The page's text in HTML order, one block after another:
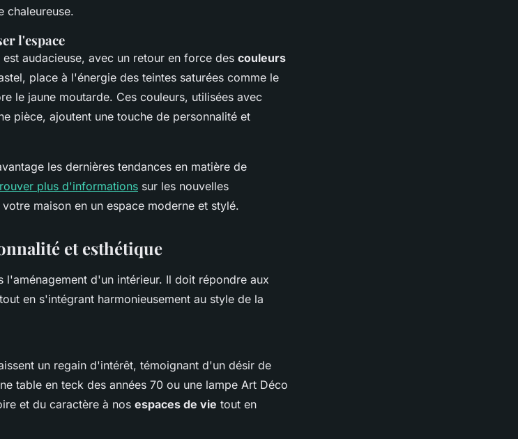
chaleureuse.
l'espace
est audacieuse, avec un retour en force des couleurs
place à l'énergie des teintes saturées comme le
le jaune moutarde. Ces couleurs, utilisées avec
pièce, ajoutent une touche de personnalité et
les dernières tendances en matière de
plus d'informations sur les nouvelles
maison en un espace moderne et stylé.
et esthétique
l'aménagement d'un intérieur. Il doit répondre aux
en s'intégrant harmonieusement au style de la
un regain d'intérêt, témoignant d'un désir de
table en teck des années 70 ou une lampe Art Déco
et du caractère à nos espaces de vie tout en